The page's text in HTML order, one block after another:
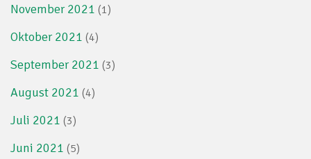
November 2021 (1)
Oktober 2021 (4)
September 2021 (3)
August 2021 (4)
Juli 2021 (3)
Juni 2021 (5)